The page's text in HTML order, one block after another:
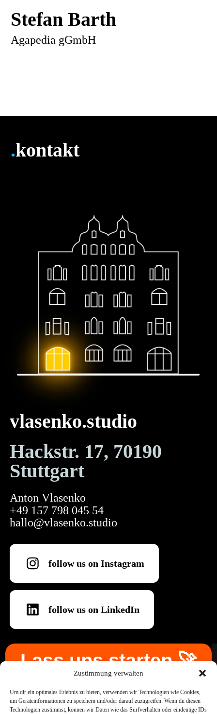
Zustimmung verwalten
Um dir ein optimales Erlebnis zu bieten, verwenden wir Technologien wie Cookies,
um Geräteinformationen zu speichern und/oder darauf zuzugreifen. Wenn du diesen
Technologien zustimmst, können wir Daten wie das Surfverhalten oder eindeutige IDs
Stefan Barth
Agapedia gGmbH
.kontakt
vlasenko.studio
Hackstr. 17, 70190
Stuttgart
Anton Vlasenko
+49 157 798 045 54
hallo@vlasenko.studio
follow us on Instagram
follow us on LinkedIn
Lass uns starten 🚀
🚀🚀